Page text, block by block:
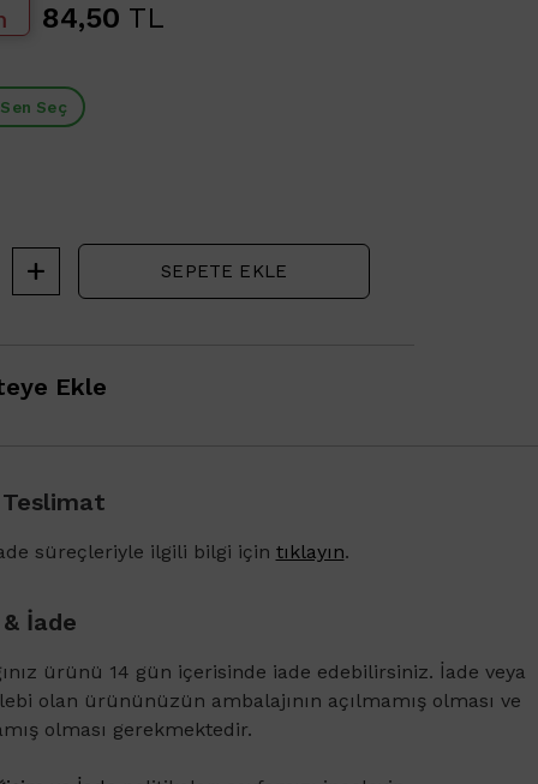
84,50 TL
Seç
SEPETE EKLE
Ekle
1500 TL ve üzeri alışverişlerinizde Vichy Dercos
süreçleriyle ilgili bilgi için tıklayın.
İade
ürünü 14 gün içerisinde iade edebilirsiniz. İade veya
olan ürününüzün ambalajının açılmamış olması ve
olması gerekmektedir.